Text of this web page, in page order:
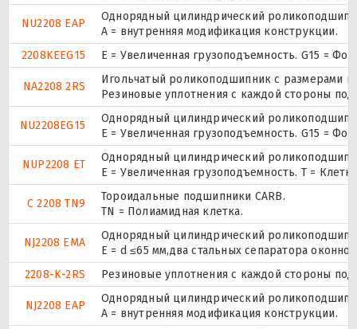
NU2208 EAP
Однорядный цилиндрический
A = внутренняя модификация конструкции.
2208KEEG15
E = Увеличенная грузоподъемность. G15 =
NA2208 2RS
Игольчатый роликоподшипник с размерами
Резиновые уплотнения с каждой стороны
NU2208EG15
Однорядный цилиндрический
E = Увеличенная грузоподъемность. G15 =
NUP2208 ET
Однорядный цилиндрический
E = Увеличенная грузоподъемность. T =
C 2208 TN9
Тороидальные подшипники CARB.
TN = Полиамидная клетка.
NJ2208 EMA
Однорядный цилиндрический
E = d ≤65 мм,два стальных сепаратора
2208-K-2RS
Резиновые уплотнения с каждой стороны
NJ2208 EAP
Однорядный цилиндрический
A = внутренняя модификация конструкции.